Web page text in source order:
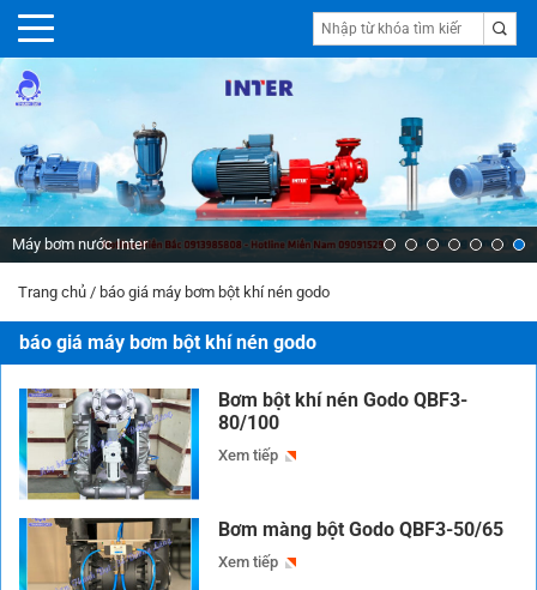
Máy bơm nước Inter
Trang chủ / báo giá máy bơm bột khí nén godo
báo giá máy bơm bột khí nén godo
Bơm bột khí nén Godo QBF3-
80/100
Xem tiếp
Bơm màng bột Godo QBF3-50/65
Xem tiếp